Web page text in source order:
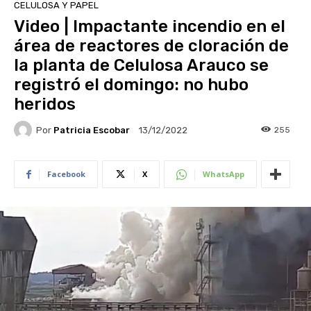
CELULOSA Y PAPEL
Video | Impactante incendio en el
área de reactores de cloración de
la planta de Celulosa Arauco se
registró el domingo: no hubo
heridos
Por Patricia Escobar 13/12/2022 255
Facebook X WhatsApp